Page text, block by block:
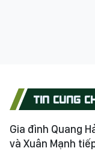
TIN CÙNG
Gia đình Quang
và Xuân Mạnh